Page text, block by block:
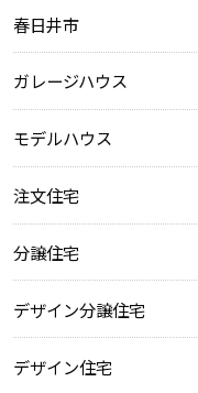
春日井市
ガレージハウス
モデルハウス
注文住宅
分譲住宅
デザイン分譲住宅
デザイン住宅